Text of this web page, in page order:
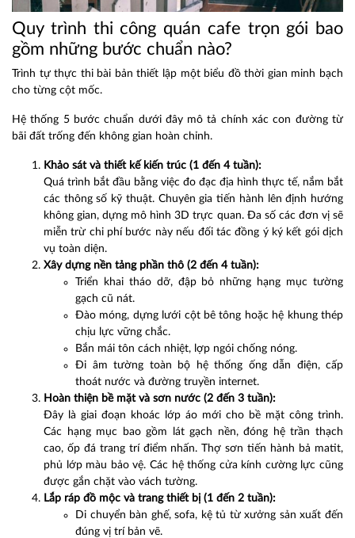
Quy trình thi công quán cafe trọn gói bao
gồm những bước chuẩn nào?
Trình tự thực thi bài bản thiết lập một biểu đồ thời gian minh bạch
cho từng cột mốc.
Hệ thống 5 bước chuẩn dưới đây mô tả chính xác con đường từ
bãi đất trống đến không gian hoàn chỉnh.
Khảo sát và thiết kế kiến trúc (1 đến 4 tuần):
Quá trình bắt đầu bằng việc đo đạc địa hình thực tế, nắm bắt
các thông số kỹ thuật. Chuyên gia tiến hành lên định hướng
không gian, dựng mô hình 3D trực quan. Đa số các đơn vị sẽ
miễn trừ chi phí bước này nếu đối tác đồng ý ký kết gói dịch
vụ toàn diện.
Xây dựng nền tảng phần thô (2 đến 4 tuần):
Triển khai tháo dỡ, đập bỏ những hạng mục tường
gạch cũ nát.
Đào móng, dựng lưới cột bê tông hoặc hệ khung thép
chịu lực vững chắc.
Bắn mái tôn cách nhiệt, lợp ngói chống nóng.
Đi âm tường toàn bộ hệ thống ống dẫn điện, cấp
thoát nước và đường truyền internet.
Hoàn thiện bề mặt và sơn nước (2 đến 3 tuần):
Đây là giai đoạn khoác lớp áo mới cho bề mặt công trình.
Các hạng mục bao gồm lát gạch nền, đóng hệ trần thạch
cao, ốp đá trang trí điểm nhấn. Thợ sơn tiến hành bả matit,
phủ lớp màu bảo vệ. Các hệ thống cửa kính cường lực cũng
được gắn chặt vào vách tường.
Lắp ráp đồ mộc và trang thiết bị (1 đến 2 tuần):
Di chuyển bàn ghế, sofa, kệ tủ từ xưởng sản xuất đến
đúng vị trí bản vẽ.